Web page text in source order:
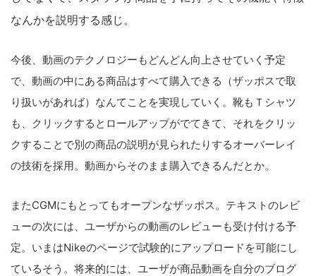
なんかを説明する感じ。
今後、動画のテクノロジーもどんどん向上させていく予定
で、動画の中にある商品はすべて購入できる（ザッポスで取
り扱いがあれば）なんてことを実現していく。靴もＴシャツ
も、クリックするとロールアップがでてきて、それをクリッ
クすることで別の商品の説明が見られたりするオーバーレイ
の技術を採用。動画からそのまま購入できるんだとか。
またCGMにもとってもオープンなザッポス。テキストのレビ
ューの次には、ユーザからの動画のレビューも受け付ける予
定。いまはNikeのページで試験的にアップロードを可能にし
ているそう。将来的には、ユーザが商品動画を自分のブログ